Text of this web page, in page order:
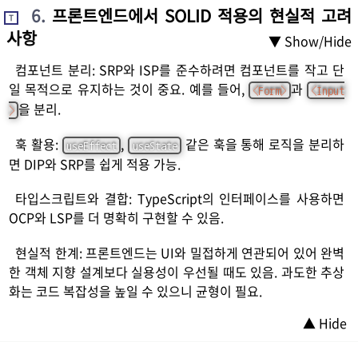
T 6. 프론트엔드에서 SOLID 적용의 현실적 고려
사항
▼ Show/Hide
컴포넌트 분리: SRP와 ISP를 준수하려면 컴포넌트를 작고 단
일 목적으로 유지하는 것이 중요. 예를 들어, <Form> 과 <Input
> 을 분리.
훅 활용:
useEffect , useState 같은 훅을 통해 로직을 분리하
면 DIP와 SRP를 쉽게 적용 가능.
타입스크립트와 결합: TypeScript의 인터페이스를 사용하면
OCP와 LSP를 더 명확히 구현할 수 있음.
현실적 한계: 프론트엔드는 UI와 밀접하게 연관되어 있어 완벽
한 객체 지향 설계보다 실용성이 우선될 때도 있음. 과도한 추상
화는 코드 복잡성을 높일 수 있으니 균형이 필요.
▲ Hide